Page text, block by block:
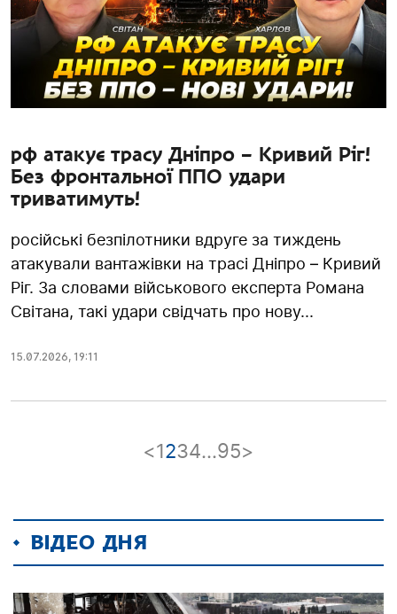
рф атакує трасу Дніпро – Кривий Ріг!
Без фронтальної ППО удари
триватимуть!
російські безпілотники вдруге за тиждень
атакували вантажівки на трасі Дніпро – Кривий
Ріг. За словами військового експерта Романа
Світана, такі удари свідчать про нову...
15.07.2026, 19:11
<1234…95>
ВІДЕО ДНЯ